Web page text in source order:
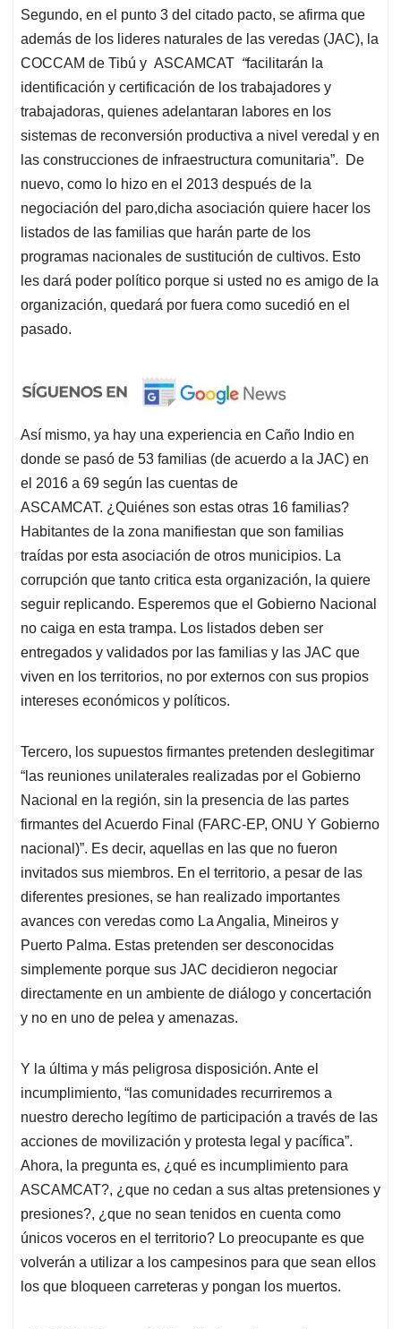
Segundo, en el punto 3 del citado pacto, se afirma que
además de los lideres naturales de las veredas (JAC), la
COCCAM de Tibú y ASCAMCAT “facilitarán la
identificación y certificación de los trabajadores y
trabajadoras, quienes adelantaran labores en los
sistemas de reconversión productiva a nivel veredal y en
las construcciones de infraestructura comunitaria”. De
nuevo, como lo hizo en el 2013 después de la
negociación del paro,dicha asociación quiere hacer los
listados de las familias que harán parte de los
programas nacionales de sustitución de cultivos. Esto
les dará poder político porque si usted no es amigo de la
organización, quedará por fuera como sucedió en el
pasado.
Así mismo, ya hay una experiencia en Caño Indio en
donde se pasó de 53 familias (de acuerdo a la JAC) en
el 2016 a 69 según las cuentas de
ASCAMCAT. ¿Quiénes son estas otras 16 familias?
Habitantes de la zona manifiestan que son familias
traídas por esta asociación de otros municipios. La
corrupción que tanto critica esta organización, la quiere
seguir replicando. Esperemos que el Gobierno Nacional
no caiga en esta trampa. Los listados deben ser
entregados y validados por las familias y las JAC que
viven en los territorios, no por externos con sus propios
intereses económicos y políticos.
Tercero, los supuestos firmantes pretenden deslegitimar
“las reuniones unilaterales realizadas por el Gobierno
Nacional en la región, sin la presencia de las partes
firmantes del Acuerdo Final (FARC-EP, ONU Y Gobierno
nacional)”. Es decir, aquellas en las que no fueron
invitados sus miembros. En el territorio, a pesar de las
diferentes presiones, se han realizado importantes
avances con veredas como La Angalia, Mineiros y
Puerto Palma. Estas pretenden ser desconocidas
simplemente porque sus JAC decidieron negociar
directamente en un ambiente de diálogo y concertación
y no en uno de pelea y amenazas.
Y la última y más peligrosa disposición. Ante el
incumplimiento, “las comunidades recurriremos a
nuestro derecho legítimo de participación a través de las
acciones de movilización y protesta legal y pacífica”.
Ahora, la pregunta es, ¿qué es incumplimiento para
ASCAMCAT?, ¿que no cedan a sus altas pretensiones y
presiones?, ¿que no sean tenidos en cuenta como
únicos voceros en el territorio? Lo preocupante es que
volverán a utilizar a los campesinos para que sean ellos
los que bloqueen carreteras y pongan los muertos.